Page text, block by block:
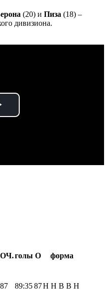
(20) и Пиза (18) –
дивизиона.
ОЧ.голы О форма
87 89:3587Н Н В В Н